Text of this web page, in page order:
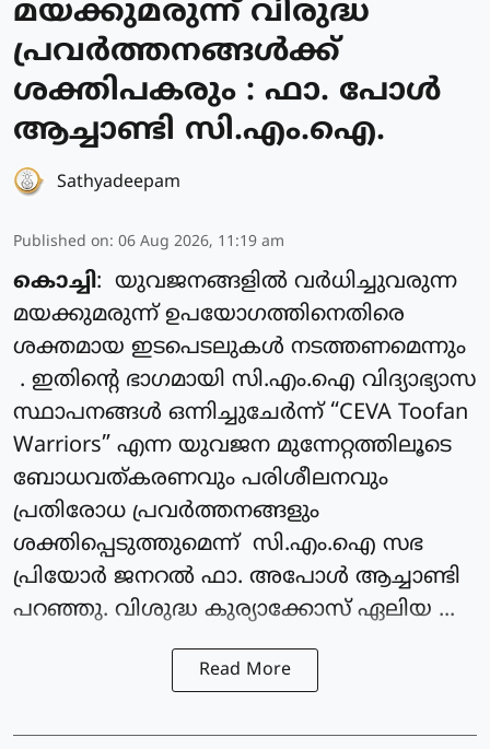
മയക്കുമരുന്ന് വിരുദ്ധ
പ്രവർത്തനങ്ങൾക്ക്
ശക്തിപകരും : ഫാ. പോൾ
ആച്ചാണ്ടി സി.എം.ഐ.
Sathyadeepam
Published on: 06 Aug 2026, 11:19 am
കൊച്ചി: യുവജനങ്ങളിൽ വർധിച്ചുവരുന്ന
മയക്കുമരുന്ന് ഉപയോഗത്തിനെതിരെ
ശക്തമായ ഇടപെടലുകൾ നടത്തണമെന്നും
. ഇതിന്റെ ഭാഗമായി സി.എം.ഐ വിദ്യാഭ്യാസ
സ്ഥാപനങ്ങൾ ഒന്നിച്ചുചേർന്ന് “CEVA Toofan
Warriors” എന്ന യുവജന മുന്നേറ്റത്തിലൂടെ
ബോധവത്കരണവും പരിശീലനവും
പ്രതിരോധ പ്രവർത്തനങ്ങളും
ശക്തിപ്പെടുത്തുമെന്ന് സി.എം.ഐ സഭ
പ്രിയോർ ജനറൽ ഫാ. അപോൾ ആച്ചാണ്ടി
പറഞ്ഞു. വിശുദ്ധ കുര്യാക്കോസ് ഏലിയ ...
Read More